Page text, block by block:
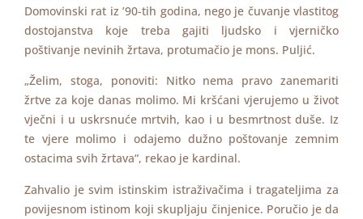
Domovinski rat iz ’90-tih godina, nego je čuvanje vlastitog
dostojanstva koje treba gajiti ljudsko i vjerničko
poštivanje nevinih žrtava, protumačio je mons. Puljić.
„Želim, stoga, ponoviti: Nitko nema pravo zanemariti
žrtve za koje danas molimo. Mi kršćani vjerujemo u život
vječni i u uskrsnuće mrtvih, kao i u besmrtnost duše. Iz
te vjere molimo i odajemo dužno poštovanje zemnim
ostacima svih žrtava“, rekao je kardinal.
Zahvalio je svim istinskim istraživačima i tragateljima za
povijesnom istinom koji skupljaju činjenice. Poručio je da